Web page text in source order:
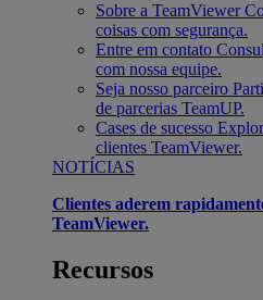
Sobre a TeamViewer
coisas com segurança.
Entre em contato
com nossa equipe.
Seja nosso parceiro
de parcerias TeamUP.
Cases de sucesso
clientes TeamViewer.
NOTÍCIAS
Clientes aderem
TeamViewer.
Recursos